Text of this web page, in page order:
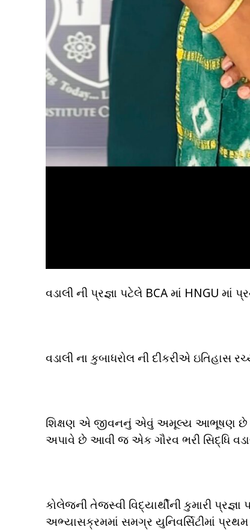
વડાલી ની પ્રજ્ઞા પટેલે BCA માં HNGU માં
વડાલી ના કુબાધરોલ ની દીકરીએ ઇતિહાસ
શિક્ષણ એ જીવનનું એવું અમૂલ્ય આભૂષણ છે
અપાવે છે આવી જ એક ગૌરવ ભરી સિદ્ધિ
કોલેજની તેજસ્વી વિદ્યાર્થીની કુમારી
અભ્યાસક્રમમાં સમગ્ર યુનિવર્સિટીમાં